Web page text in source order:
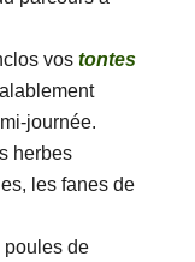
vos tontes
journée.
herbes
les fanes de
poules de